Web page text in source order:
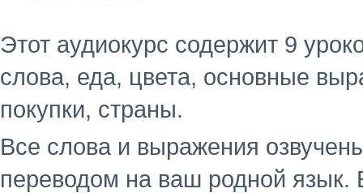
Этот аудиокурс содержит 9
слова, еда, цвета, основные
покупки, страны.
Все слова и выражения
переводом на ваш родной язык.